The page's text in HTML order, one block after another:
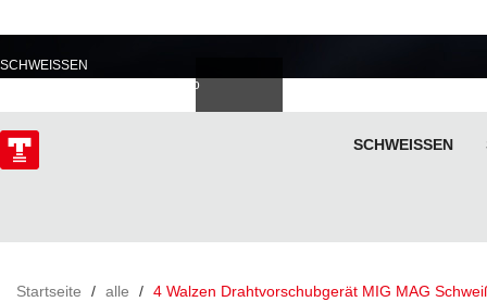
SCHWEISSEN
Italiano
SCHWEISSEN
Startseite / alle / 4 Walzen Drahtvorschubgerät MIG MAG